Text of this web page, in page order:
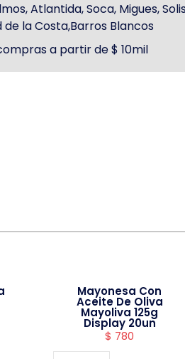
Atlantida, Soca, Migues,
de la Costa,Barros Blancos
a partir de $ 10mil
Mayonesa Con
Aceite De Oliva
Mayoliva 125g
Display 20un
$ 780